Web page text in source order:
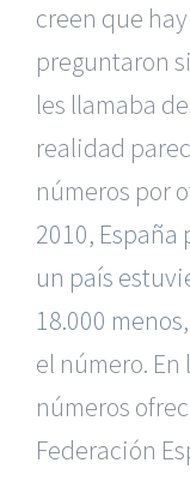
creen que
preguntaron
les llamaba
realidad
números por
2010, España
un país
18.000 menos
el número.
números
Federación